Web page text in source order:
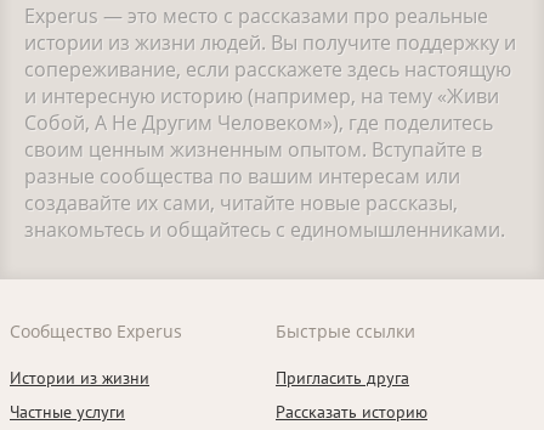
Experus — это место с рассказами про реальные
истории из жизни людей. Вы получите поддержку и
сопереживание, если расскажете здесь настоящую
и интересную историю (например, на тему «Живи
Собой, А Не Другим Человеком»), где поделитесь
своим ценным жизненным опытом. Вступайте в
разные сообщества по вашим интересам или
создавайте их сами, читайте новые рассказы,
знакомьтесь и общайтесь с единомышленниками.
Сообщество Experus
Истории из жизни
Частные услуги
Быстрые ссылки
Пригласить друга
Рассказать историю